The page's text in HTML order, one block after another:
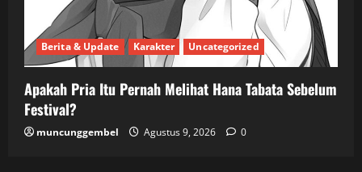
Berita & Update Karakter Uncategorized
Apakah Pria Itu Pernah Melihat Hana Tabata Sebelum
Festival?
muncunggembel Agustus 9, 2026 0